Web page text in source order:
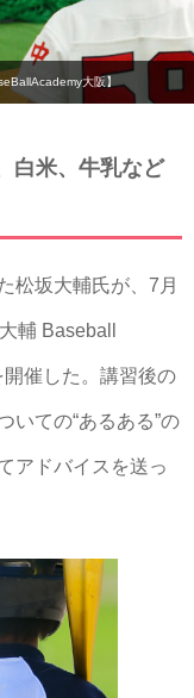
大阪】
白米、牛乳など
松坂大輔氏が、7月
輔 Baseball
催した。講習後の
いての“あるある”の
アドバイスを送っ